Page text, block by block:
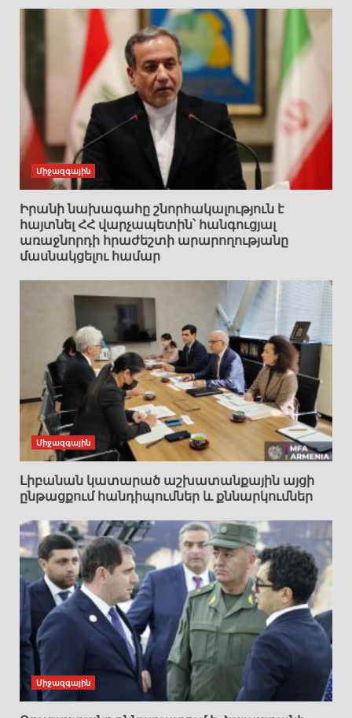
Միջազգային
Իրանի նախագահը շնորհակալություն է
հայտնել ՀՀ վարչապետին՝ հանգուցյալ
առաջնորդի հրաժեշտի արարողությանը
մասնակցելու համար
Միջազգային
Լիբանան կատարած աշխատանքային այցի
ընթացքում հանդիպումներ և քննարկումներ
Միջազգային